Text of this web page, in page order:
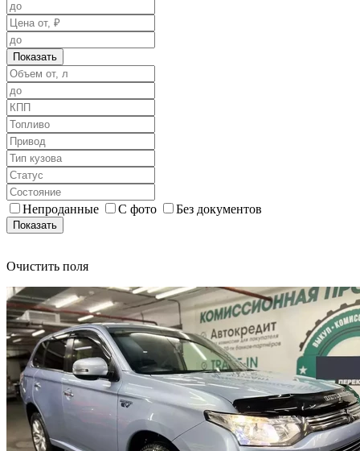
Показать
Непроданные С фото Без документов
Показать
Очистить поля